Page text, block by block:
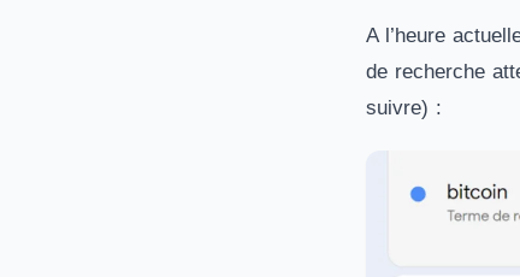
A l’heure
de recherche
suivre) :